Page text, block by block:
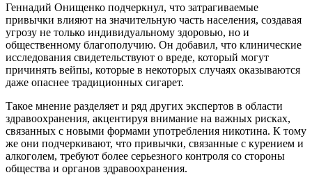
Геннадий Онищенко подчеркнул, что затрагиваемые
привычки влияют на значительную часть населения, создавая
угрозу не только индивидуальному здоровью, но и
общественному благополучию. Он добавил, что клинические
исследования свидетельствуют о вреде, который могут
причинять вейпы, которые в некоторых случаях оказываются
даже опаснее традиционных сигарет.
Такое мнение разделяет и ряд других экспертов в области
здравоохранения, акцентируя внимание на важных рисках,
связанных с новыми формами употребления никотина. К тому
же они подчеркивают, что привычки, связанные с курением и
алкоголем, требуют более серьезного контроля со стороны
общества и органов здравоохранения.